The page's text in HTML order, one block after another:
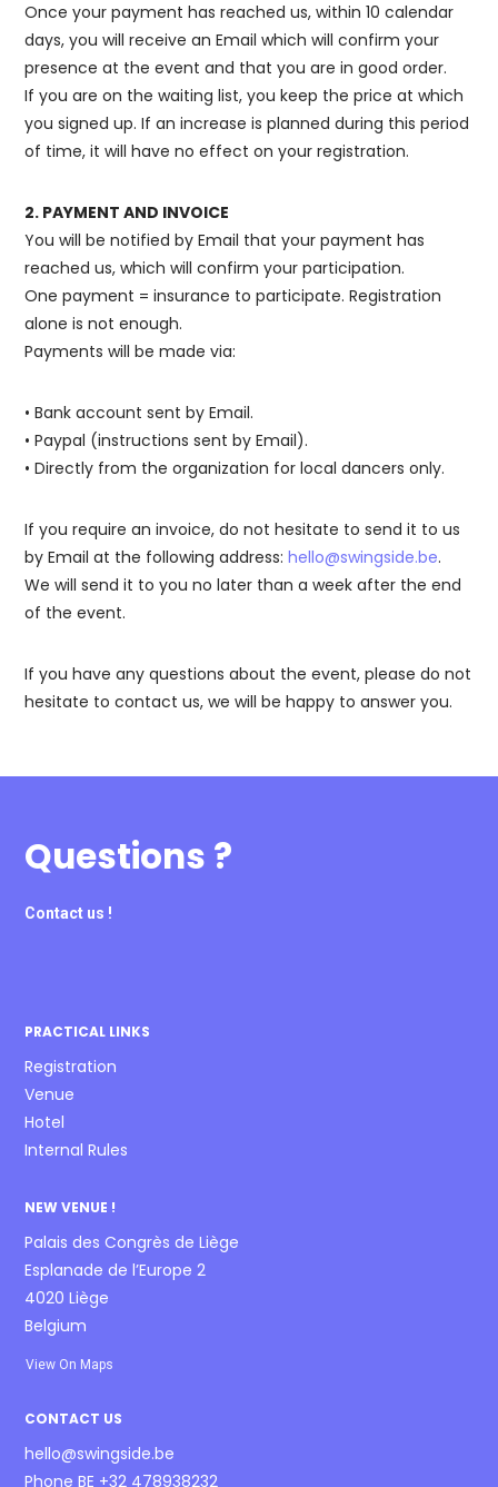
Once your payment has reached us, within 10 calendar
days, you will receive an Email which will confirm your
presence at the event and that you are in good order.
If you are on the waiting list, you keep the price at which
you signed up. If an increase is planned during this period
of time, it will have no effect on your registration.
2. PAYMENT AND INVOICE
You will be notified by Email that your payment has
reached us, which will confirm your participation.
One payment = insurance to participate. Registration
alone is not enough.
Payments will be made via:
• Bank account sent by Email.
• Paypal (instructions sent by Email).
• Directly from the organization for local dancers only.
If you require an invoice, do not hesitate to send it to us
by Email at the following address:hello@swingside.be.
We will send it to you no later than a week after the end
of the event.
If you have any questions about the event, please do not
hesitate to contact us, we will be happy to answer you.
Questions ?
Contact us !
PRACTICAL LINKS
Registration
Venue
Hotel
Internal Rules
NEW VENUE !
Palais des Congrès de Liège
Esplanade de l’Europe 2
4020 Liège
Belgium
View On Maps
CONTACT US
hello@swingside.be
Phone BE +32 478938232